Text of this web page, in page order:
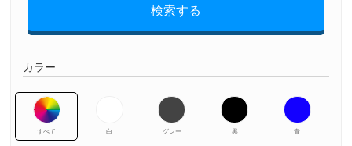
検索する
カラー
すべて 白 グレー 黒 青